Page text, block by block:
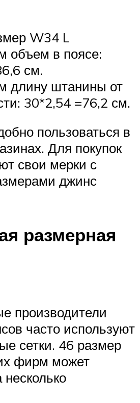
W34 L
объем в поясе:
см.
длину штанины от
30*2,54 =76,2 см.
пользоваться в
Для покупок
свои мерки с
джинс
размерная
производители
часто используют
сетки. 46 размер
фирм может
несколько